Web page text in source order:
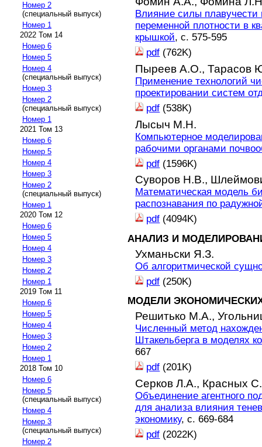
Номер 2
(специальный выпуск)
Номер 1
2022 Том 14
Номер 6
Номер 5
Номер 4
(специальный выпуск)
Номер 3
Номер 2
(специальный выпуск)
Номер 1
2021 Том 13
Номер 6
Номер 5
Номер 4
Номер 3
Номер 2
(специальный выпуск)
Номер 1
2020 Том 12
Номер 6
Номер 5
Номер 4
Номер 3
Номер 2
Номер 1
2019 Том 11
Номер 6
Номер 5
Номер 4
Номер 3
Номер 2
Номер 1
2018 Том 10
Номер 6
Номер 5
(специальный выпуск)
Номер 4
Номер 3
(специальный выпуск)
Номер 2
Влияние силы
переменной плотности в
крышкой, с. 575-595
pdf (762K)
Пыреев А.О.,Тарасов
Применение технологий
проектировании систем
pdf (538K)
Лысыч М.Н.
Компьютерное
рабочими органами
pdf (1596K)
Суворов Н.В.,
Математическая модель
распознавания по
pdf (4094K)
АНАЛИЗ И
Ухманьски Я.З.
Об алгоритмической
pdf (250K)
МОДЕЛИ
Решитько М.А.,
Численный метод
Штакельберга в моделях
667
pdf (201K)
Серков Л.А., Красных
Объединение агентного
для анализа влияния
экономику, с. 669-684
pdf (2022K)